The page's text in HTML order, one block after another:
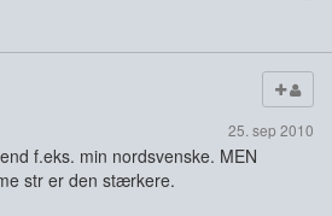
25. sep 2010
f.eks. min nordsvenske. MEN
str er den stærkere.